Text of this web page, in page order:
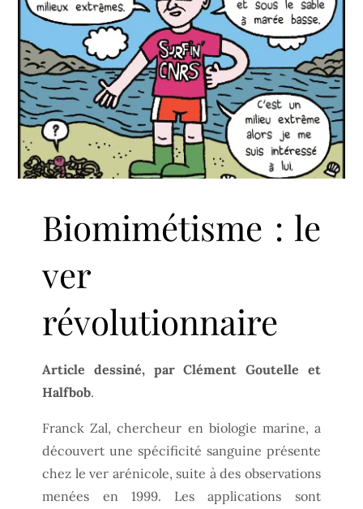
Biomimétisme : le
ver
révolutionnaire
Article dessiné, par Clément Goutelle et
Halfbob.
Franck Zal, chercheur en biologie marine, a
découvert une spécificité sanguine présente
chez le ver arénicole, suite à des observations
menées en 1999. Les applications sont